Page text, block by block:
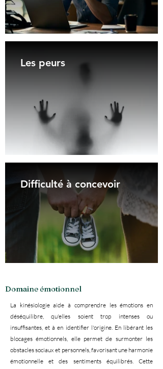
Les peurs
Difficulté à concevoir
Domaine émotionnel
La kinésiologie aide à comprendre les émotions en
déséquilibre, qu'elles soient trop intenses ou
insuffisantes, et à en identifier l'origine. En libérant les
blocages émotionnels, elle permet de surmonter les
obstacles sociaux et personnels, favorisant une harmonie
émotionnelle et des sentiments équilibrés. Cette